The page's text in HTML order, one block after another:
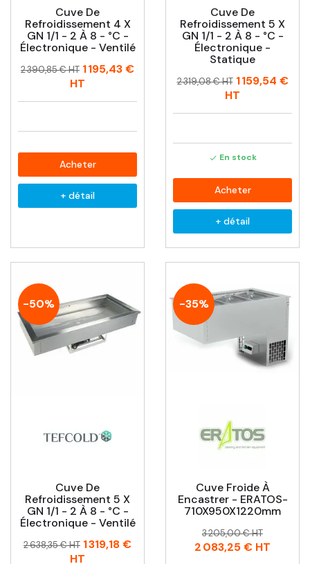
Cuve De
Refroidissement 4 X
GN 1/1 - 2 À 8 - °C -
Électronique - Ventilé
Prix
Prix
2 390,85 € HT 1 195,43 €
HT
Acheter
+ détail
Cuve De
Refroidissement 5 X
GN 1/1 - 2 À 8 - °C -
Électronique -
Statique
Prix
Prix
2 319,08 € HT 1 159,54 €
HT
 En stock
Acheter
+ détail
-50%
Cuve De
Refroidissement 5 X
GN 1/1 - 2 À 8 - °C -
Électronique - Ventilé
Prix
Prix
2 638,35 € HT 1 319,18 €
HT
-35%
Cuve Froide À
Encastrer - ERATOS-
710X950X1220mm
Prix
Prix
habituel
3 205,00 € HT
2 083,25 € HT